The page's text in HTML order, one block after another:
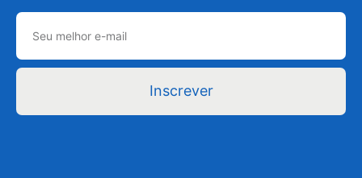
Inscrever